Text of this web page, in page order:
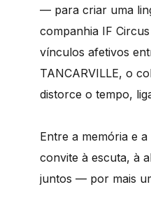
— para criar uma
companhia IF
vínculos afetivos
TANCARVILLE, o
distorce o tempo,
Entre a memória e
convite à escuta, à
juntos — por mais